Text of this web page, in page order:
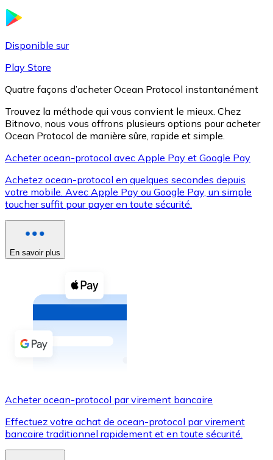
XRP
XRP
Voir toutes
Coupons crypto
Achetez des cryptomonnaies en espèces et d'autres
Acheter avec espèces
Virement SEPA
Utilisez les cartes Visa et Mastercard pour acheter
Acheter avec carte
Disponible sur
Play Store
Quatre façons d’acheter Ocean Protocol instantanément
Trouvez la méthode qui vous convient le mieux. Chez
Bitnovo, nous vous offrons plusieurs options pour acheter
Ocean Protocol de manière sûre, rapide et simple.
Acheter ocean-protocol avec Apple Pay et Google Pay
Achetez ocean-protocol en quelques secondes depuis
votre mobile. Avec Apple Pay ou Google Pay, un simple
toucher suffit pour payer en toute sécurité.
En savoir plus
Acheter ocean-protocol par virement bancaire
Effectuez votre achat de ocean-protocol par virement
bancaire traditionnel rapidement et en toute sécurité.